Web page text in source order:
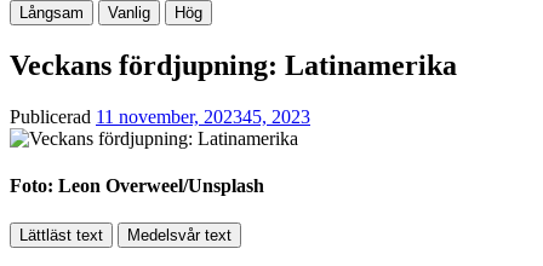
Långsam Vanlig Hög
Veckans fördjupning: Latinamerika
Publicerad 11 november, 202345, 2023
Foto: Leon Overweel/Unsplash
Lättläst text Medelsvår text